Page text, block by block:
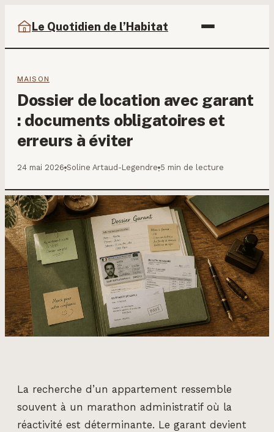
Le Quotidien de l’Habitat
MAISON
Dossier de location avec garant
: documents obligatoires et
erreurs à éviter
24 mai 2026·Soline Artaud-Legendre·5 min de lecture
La recherche d’un appartement ressemble
souvent à un marathon administratif où la
réactivité est déterminante. Le garant devient